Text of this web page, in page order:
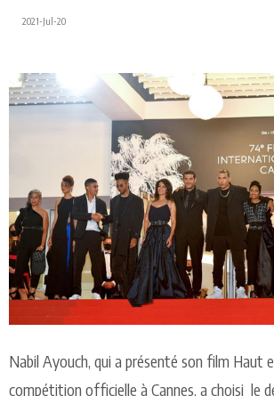
2021-Jul-20
Nabil Ayouch, qui a présenté son film Haut
compétition officielle à Cannes, a choisi le